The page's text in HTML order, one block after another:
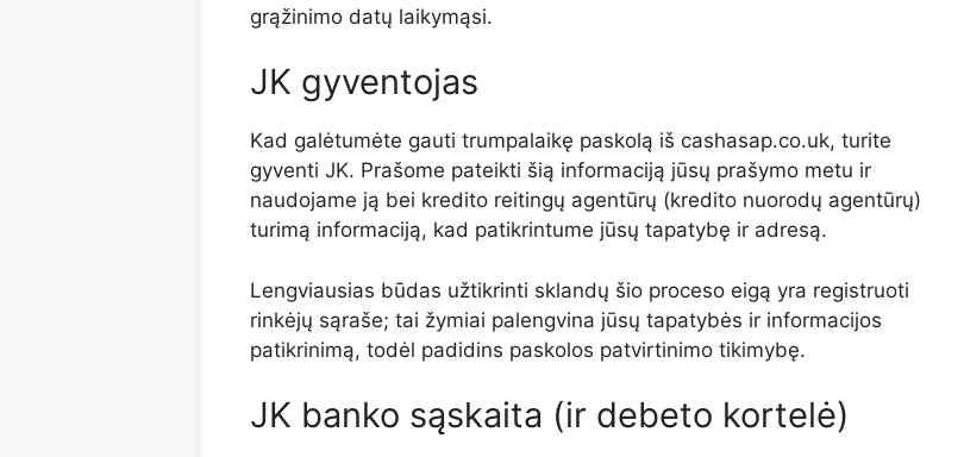
grąžinimo datų laikymąsi.
JK gyventojas
Kad galėtumėte gauti trumpalaikę paskolą iš cashasap.co.uk, turite
gyventi JK. Prašome pateikti šią informaciją jūsų prašymo metu ir
naudojame ją bei kredito reitingų agentūrų (kredito nuorodų agentūrų)
turimą informaciją, kad patikrintume jūsų tapatybę ir adresą.
Lengviausias būdas užtikrinti sklandų šio proceso eigą yra registruoti
rinkėjų sąraše; tai žymiai palengvina jūsų tapatybės ir informacijos
patikrinimą, todėl padidins paskolos patvirtinimo tikimybę.
JK banko sąskaita (ir debeto kortelė)